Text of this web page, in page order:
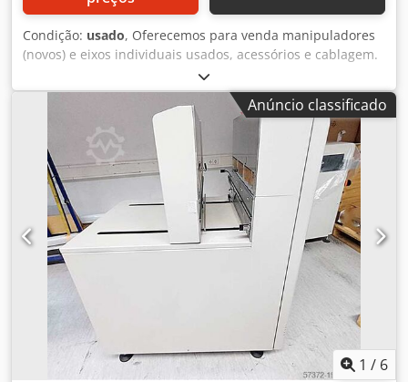
Condição: usado, Oferecemos para venda manipuladores
(novos) e eixos individuais usados, acessórios e cablagem.
Djdpfx Asyc Rv Tsdkjck Termo de entrega: EXW Trstena
Valor mínimo de encomenda: €5.000
Anúncio classificado
1 / 6